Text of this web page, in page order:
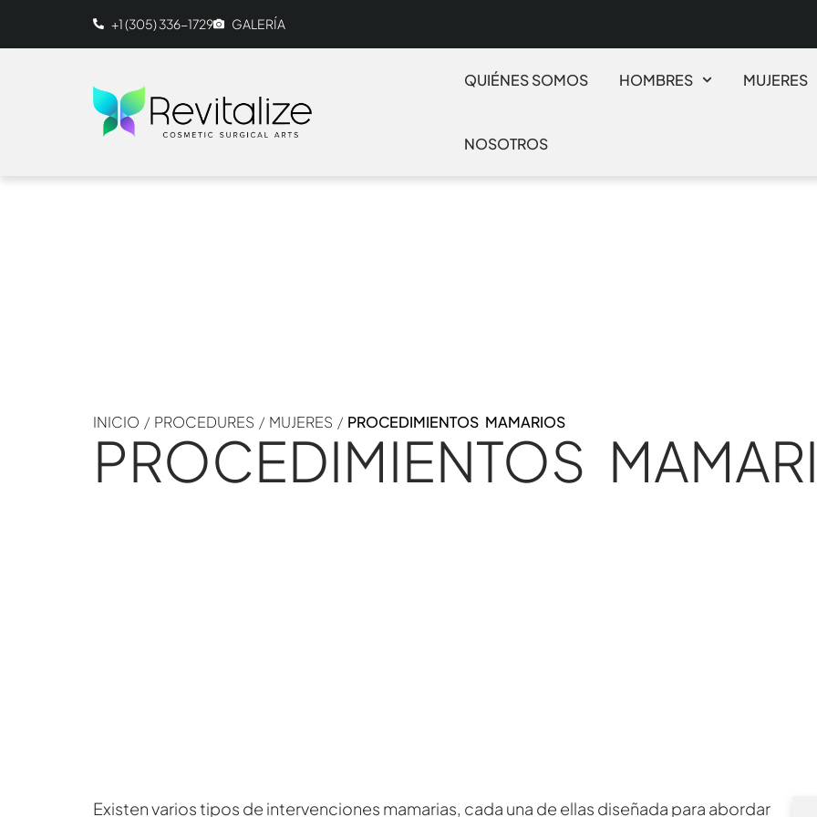
+1 (305) 336-1729‬ GALERÍA
QUIÉNES SOMOS HOMBRES MUJERES
NOSOTROS
INICIO / PROCEDURES / MUJERES / PROCEDIMIENTOS MAMARIOS
PROCEDIMIENTOS
Existen varios tipos de intervenciones mamarias, cada una de ellas diseñada para abordar